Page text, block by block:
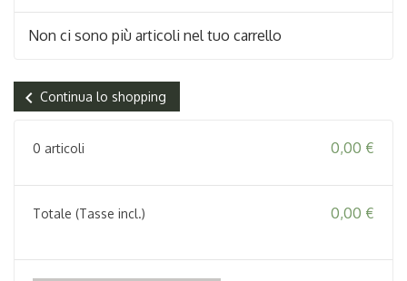
Non ci sono più articoli nel tuo carrello
chevron_left Continua lo shopping
0 articoli 0,00 €
Totale (Tasse incl.) 0,00 €